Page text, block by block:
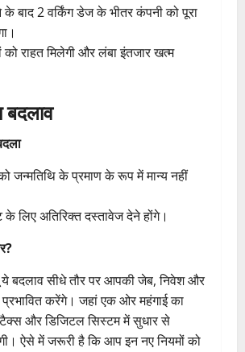
बाद 2 वर्किंग डेज के भीतर कंपनी को पूरा
को राहत मिलेगी और लंबा इंतजार खत्म
जन्मतिथि के प्रमाण के रूप में मान्य नहीं
लिए अतिरिक्त दस्तावेज देने होंगे।
बदलाव सीधे तौर पर आपकी जेब, निवेश और
करेंगे। जहां एक ओर महंगाई का
टैक्स और डिजिटल सिस्टम में सुधार से
ऐसे में जरूरी है कि आप इन नए नियमों को